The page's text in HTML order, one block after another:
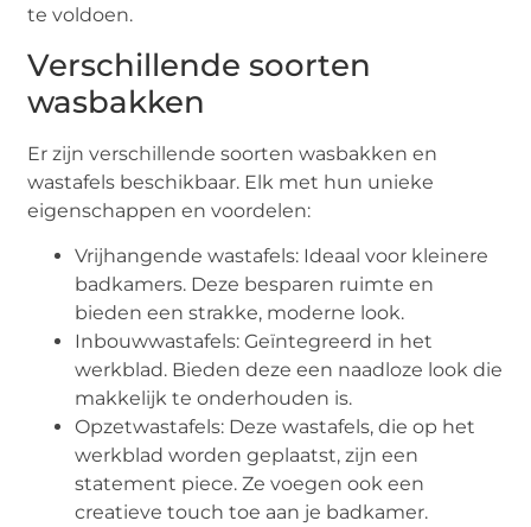
te voldoen.
Verschillende soorten
wasbakken
Er zijn verschillende soorten wasbakken en
wastafels beschikbaar. Elk met hun unieke
eigenschappen en voordelen:
Vrijhangende wastafels: Ideaal voor kleinere
badkamers. Deze besparen ruimte en
bieden een strakke, moderne look.
Inbouwwastafels: Geïntegreerd in het
werkblad. Bieden deze een naadloze look die
makkelijk te onderhouden is.
Opzetwastafels: Deze wastafels, die op het
werkblad worden geplaatst, zijn een
statement piece. Ze voegen ook een
creatieve touch toe aan je badkamer.